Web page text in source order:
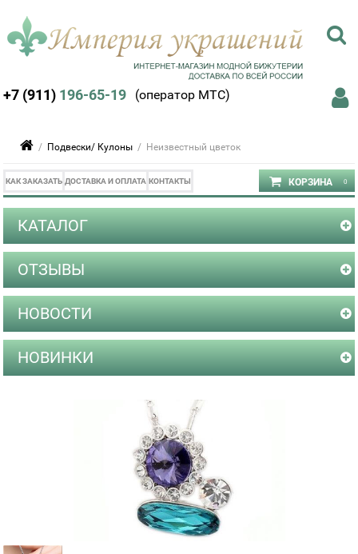
+7 (911) 196-65-19 (оператор МТС)
/ Подвески/ Кулоны / Неизвестный цветок
КАК ЗАКАЗАТЬ ДОСТАВКА И ОПЛАТА КОНТАКТЫ
КАТАЛОГ
ОТЗЫВЫ
НОВОСТИ
НОВИНКИ